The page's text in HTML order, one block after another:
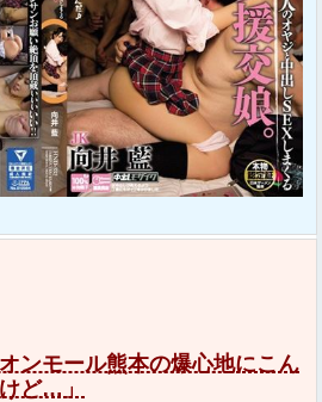
ンモール熊本の爆心地にこん
ど…」